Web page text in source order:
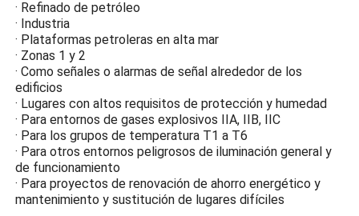
· Almacenes de almacenamiento
· Zonas 1 y 2
· Para los grupos de temperatura T1 a
· Para entornos de gases explosivos
resistencia
La protección a prueba de
templado de alta resistencia
evita que las chispas de
arco de la iluminación
entren en contacto con
explosiones.
Diseño que ahorra
· Refinado de petróleo
· Industria
· Plataformas petroleras en alta mar
· Zonas 1 y 2
· Como señales o alarmas de señal alrededor de los
edificios
· Lugares con altos requisitos de protección y humedad
· Para entornos de gases explosivos IIA, IIB, IIC
· Para los grupos de temperatura T1 a T6
· Para otros entornos peligrosos de iluminación general y
de funcionamiento
· Para proyectos de renovación de ahorro energético y
mantenimiento y sustitución de lugares difíciles